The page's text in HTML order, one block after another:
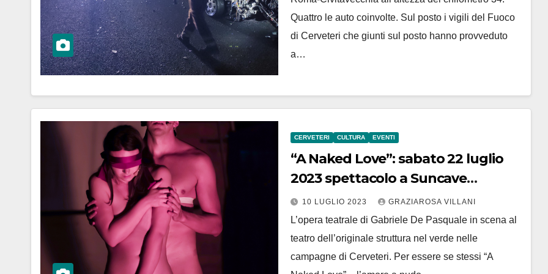
Quattro le auto coinvolte. Sul posto i vigili del Fuoco
di Cerveteri che giunti sul posto hanno provveduto
a…
CERVETERI CULTURA EVENTI
“A Naked Love”: sabato 22 luglio
2023 spettacolo a Suncave
Gardens sul filo conduttore delle
nudità
10 LUGLIO 2023 GRAZIAROSA VILLANI
L’opera teatrale di Gabriele De Pasquale in scena al
teatro dell’originale struttura nel verde nelle
campagne di Cerveteri. Per essere se stessi “A